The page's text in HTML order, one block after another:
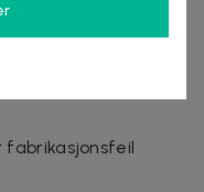
og sykling i mørket